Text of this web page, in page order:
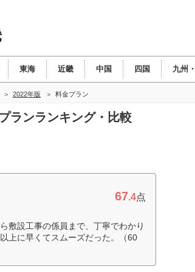
東海 近畿 中国 四国 九州
2022年版 料金プラン
ランランキング・比較
67.4点
敷設工事の係員まで、丁寧でわかり
上に早くてスムーズだった。（60